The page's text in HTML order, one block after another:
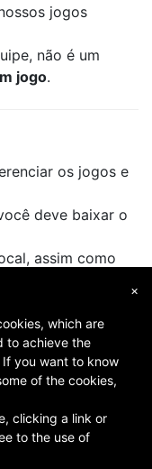
jogos
não é um
jogo.
os jogos e
deve baixar o
assim como
CF/P.IVA 06769730968 - Capitale
×
which are
to achieve the
you want to know
of the cookies,
clicking a link or
to the use of